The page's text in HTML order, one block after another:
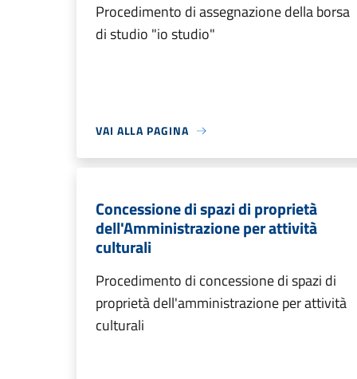
Procedimento di assegnazione della borsa
di studio "io studio"
VAI ALLA PAGINA
Concessione di spazi di proprietà
dell'Amministrazione per attività
culturali
Procedimento di concessione di spazi di
proprietà dell'amministrazione per attività
culturali